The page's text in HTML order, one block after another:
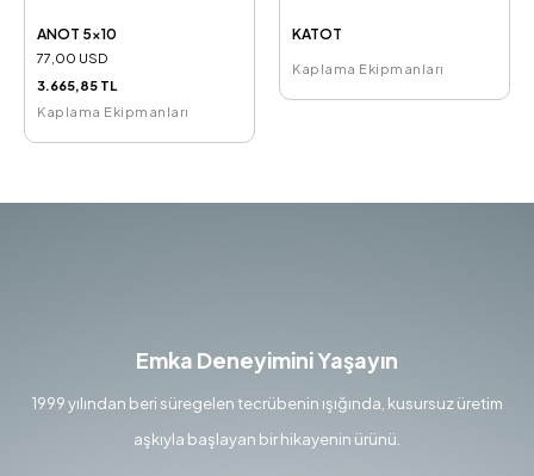
ANOT 5x10
77,00 USD
3.665,85 TL
Kaplama Ekipmanları
KATOT
Kaplama Ekipmanları
Emka Deneyimini Yaşayın
1999 yılından beri süregelen tecrübenin ışığında, kusursuz üretim
aşkıyla başlayan bir hikayenin ürünü.